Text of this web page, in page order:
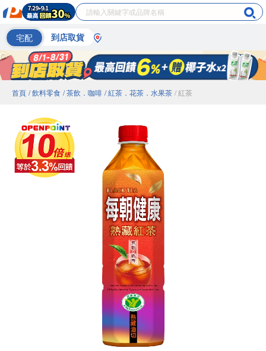
宅配 到店取貨
首頁 / 飲料零食 / 茶飲．咖啡 / 紅茶．花茶．水果茶 / 紅茶